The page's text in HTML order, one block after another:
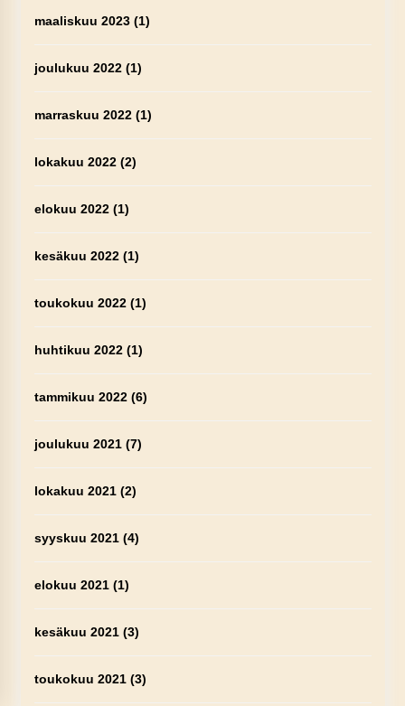
maaliskuu 2023(1)
joulukuu 2022(1)
marraskuu 2022(1)
lokakuu 2022(2)
elokuu 2022(1)
kesäkuu 2022(1)
toukokuu 2022(1)
huhtikuu 2022(1)
tammikuu 2022(6)
joulukuu 2021(7)
lokakuu 2021(2)
syyskuu 2021(4)
elokuu 2021(1)
kesäkuu 2021(3)
toukokuu 2021(3)